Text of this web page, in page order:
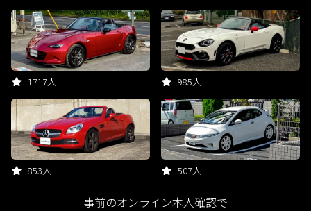
1717人 985人
853人 507人
事前のオンライン本人確認で